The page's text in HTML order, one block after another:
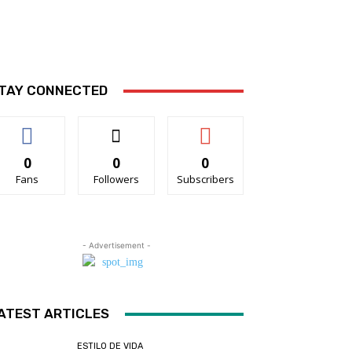
CONNECTED
0
Fans
0
Followers
0
Subscribers
- Advertisement -
ARTICLES
ESTILO DE VIDA